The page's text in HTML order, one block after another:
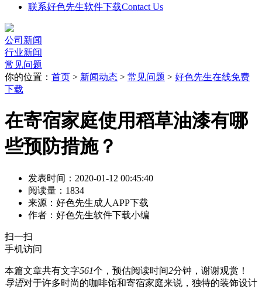
联系好色先生软件下载Contact Us
公司新闻
行业新闻
常见问题
你的位置： 首页 > 新闻动态 > 常见问题 > 好色先生在线免费
下载
在寄宿家庭使用稻草油漆有哪
些预防措施？
发表时间：2020-01-12 00:45:40
阅读量：1834
来源：好色先生成人APP下载
作者：好色先生软件下载小编
扫一扫
手机访问
本篇文章共有文字561个，预估阅读时间2分钟，谢谢观赏！
导语对于许多时尚的咖啡馆和寄宿家庭来说，独特的装饰设计